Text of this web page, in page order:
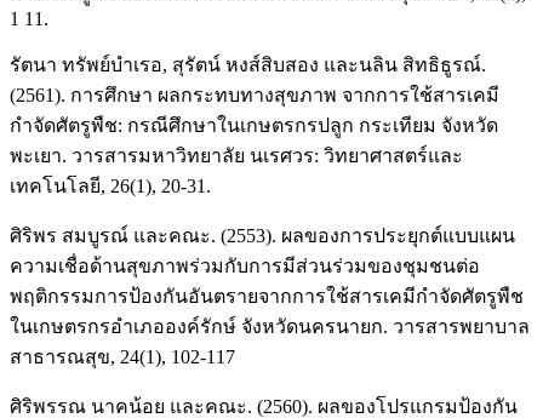
1 11.
รัตนา ทรัพย์บำเรอ, สุรัตน์ หงส์สิบสอง และนลิน สิทธิธูรณ์.
(2561). การศึกษา ผลกระทบทางสุขภาพ จากการใช้สารเคมี
กำจัดศัตรูพืช: กรณีศึกษาในเกษตรกรปลูก กระเทียม จังหวัด
พะเยา. วารสารมหาวิทยาลัย นเรศวร: วิทยาศาสตร์และ
เทคโนโลยี, 26(1), 20-31.
ศิริพร สมบูรณ์ และคณะ. (2553). ผลของการประยุกต์แบบแผน
ความเชื่อด้านสุขภาพร่วมกับการมีส่วนร่วมของชุมชนต่อ
พฤติกรรมการป้องกันอันตรายจากการใช้สารเคมีกำจัดศัตรูพืช
ในเกษตรกรอำเภอองค์รักษ์ จังหวัดนครนายก. วารสารพยาบาล
สาธารณสุข, 24(1), 102-117
ศิริพรรณ นาคน้อย และคณะ. (2560). ผลของโปรแกรมป้องกัน